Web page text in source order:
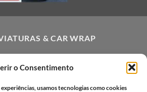
o Consentimento
usamos tecnologias como cookies
& CAR WRAP